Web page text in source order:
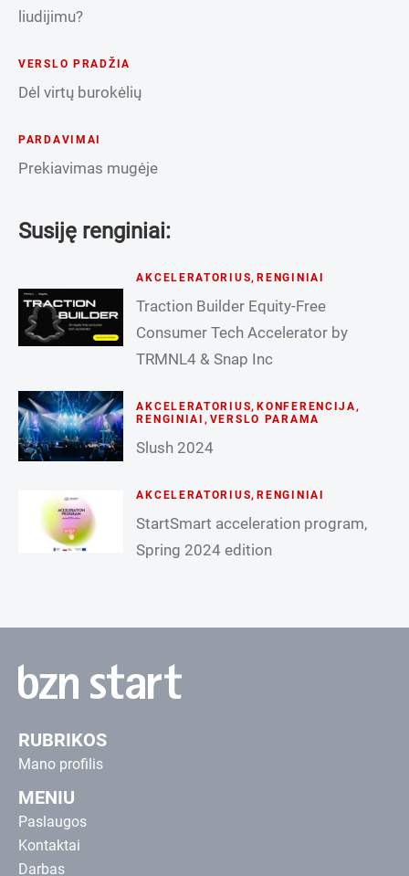
liudijimu?
VERSLO PRADŽIA
Dėl virtų burokėlių
PARDAVIMAI
Prekiavimas mugėje
Susiję renginiai:
AKCELERATORIUS,RENGINIAI
Traction Builder Equity-Free
Consumer Tech Accelerator by
TRMNL4 & Snap Inc
AKCELERATORIUS,KONFERENCIJA ,
RENGINIAI , VERSLO PARAMA
Slush 2024
AKCELERATORIUS,RENGINIAI
StartSmart acceleration program,
Spring 2024 edition
RUBRIKOS
Mano profilis
MENIU
Paslaugos
Kontaktai
Darbas